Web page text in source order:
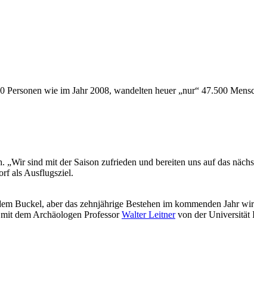
wie im Jahr 2008, wandelten heuer „nur“ 47.500
sind mit der Saison zufrieden und bereiten uns auf das
als Ausflugsziel.
Buckel, aber das zehnjährige Bestehen im kommenden Jahr
dem Archäologen ProfessorWalter Leitnervon der Universität